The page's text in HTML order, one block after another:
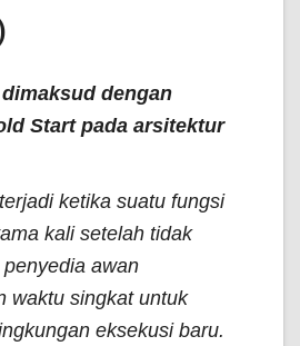
dengan
Startpada arsitektur
ketika suatu fungsi
kali setelah tidak
awan
waktu singkat untuk
eksekusi baru.